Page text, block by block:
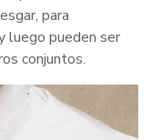
para
luego pueden ser
conjuntos.